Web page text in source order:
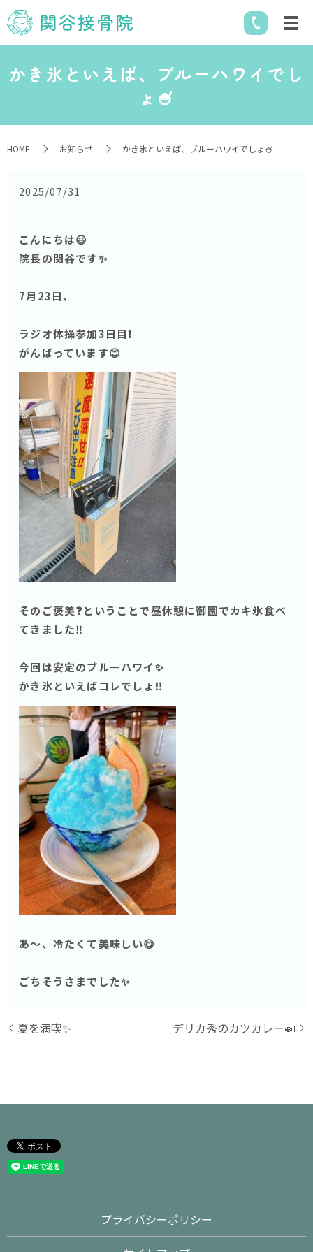
かき氷といえば、ブルーハワイでし
ょ🍧
HOME お知らせ かき氷といえば、ブルーハワイでしょ🍧
2025/07/31
こんにちは😃
院長の関谷です✨
7月23日、
ラジオ体操参加3日目❗️
がんばっています😊
そのご褒美❓ということで昼休憩に御園でカキ氷食べ
てきました‼️
今回は安定のブルーハワイ✨
かき氷といえばコレでしょ‼️
あ〜、冷たくて美味しい😋
ごちそうさまでした✨
夏を満喫✨ デリカ秀のカツカレー🍛
プライバシーポリシー